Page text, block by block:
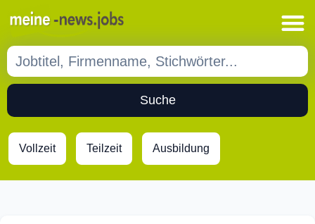
Suche
Vollzeit Teilzeit Ausbildung